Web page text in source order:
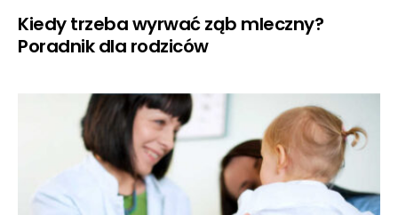
Kiedy trzeba wyrwać ząb mleczny?
Poradnik dla rodziców